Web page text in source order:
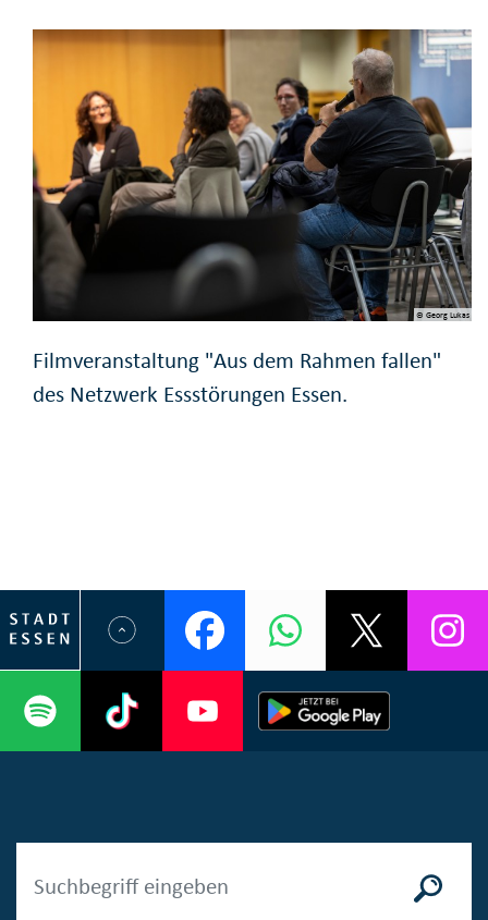
© Georg Lukas
Filmveranstaltung "Aus dem Rahmen fallen"
des Netzwerk Essstörungen Essen.